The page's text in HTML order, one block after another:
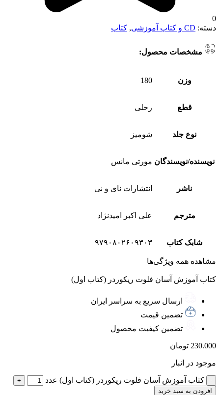
0
دسته: CD و کتاب آموزشی , کتاب
مشخصات محصول:
وزن 180
قطع رحلی
نوع جلد شومیز
نویسنده/نویسندگان مورتی مانس
ناشر انتشارات نای و نی
مترجم علی اکبر امیدنژاد
شابک کتاب ۹۷۹٠۸٠۲۶٠۹۳٠۳
مشاهده همه ویژگی‌ها
کتاب آموزش آسان فلوت ریکوردر (کتاب اول)
ارسال سریع به سراسر ایران
تضمین قیمت
تضمین کیفیت محصول
230.000 تومان
موجود در انبار
کتاب آموزش آسان فلوت ریکوردر (کتاب اول) عدد
افزودن به سبد خرید